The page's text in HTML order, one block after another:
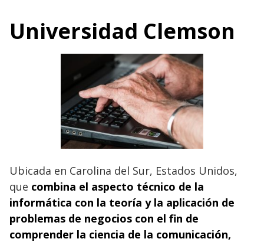
Universidad Clemson
Ubicada en Carolina del Sur, Estados Unidos,
que combina el aspecto técnico de la
informática con la teoría y la aplicación de
problemas de negocios con el fin de
comprender la ciencia de la comunicación,